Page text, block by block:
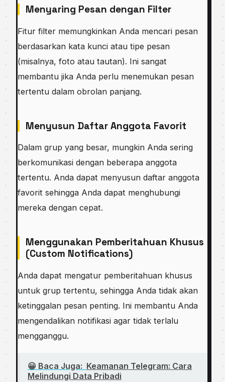
Menyaring Pesan dengan Filter
Fitur filter memungkinkan Anda mencari pesan
berdasarkan kata kunci atau tipe pesan
(misalnya, foto atau tautan). Ini sangat
membantu jika Anda perlu menemukan pesan
tertentu dalam obrolan panjang.
Menyusun Daftar Anggota Favorit
Dalam grup yang besar, mungkin Anda sering
berkomunikasi dengan beberapa anggota
tertentu. Anda dapat menyusun daftar anggota
favorit sehingga Anda dapat menghubungi
mereka dengan cepat.
Menggunakan Pemberitahuan Khusus
(Custom Notifications)
Anda dapat mengatur pemberitahuan khusus
untuk grup tertentu, sehingga Anda tidak akan
ketinggalan pesan penting. Ini membantu Anda
mengendalikan notifikasi agar tidak terlalu
mengganggu.
😀 Baca Juga: Keamanan Telegram: Cara
Melindungi Data Pribadi